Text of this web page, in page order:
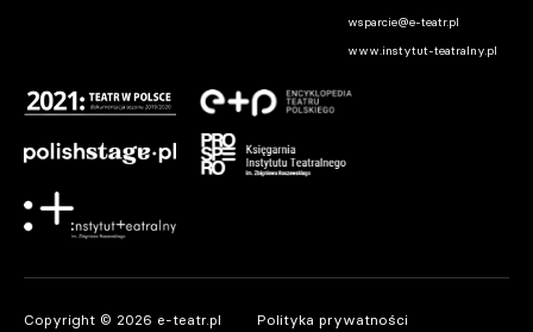
wsparcie@e-teatr.pl
www.instytut-teatralny.pl
Copyright © 2026 e-teatr.pl Polityka prywatności